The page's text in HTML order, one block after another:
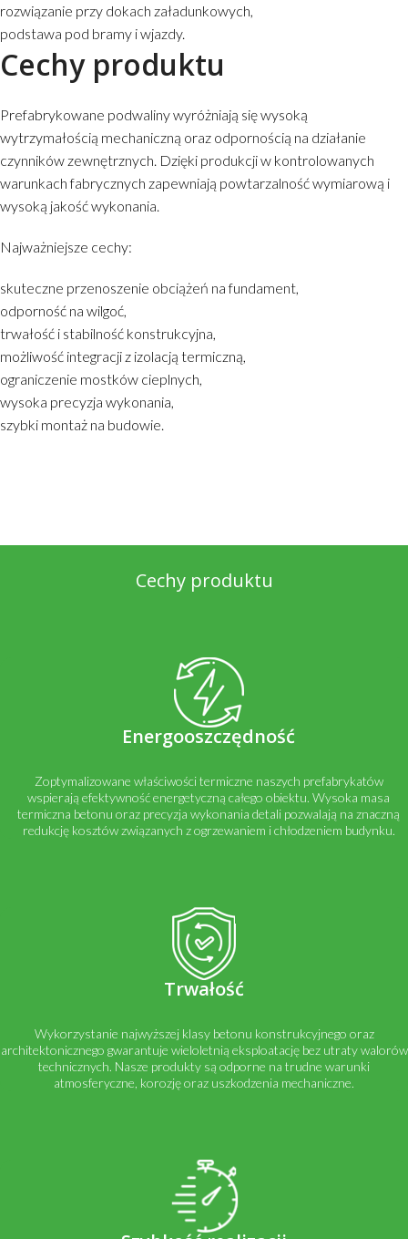
rozwiązanie przy dokach załadunkowych,
podstawa pod bramy i wjazdy.
Cechy produktu
Prefabrykowane podwaliny wyróżniają się wysoką
wytrzymałością mechaniczną oraz odpornością na działanie
czynników zewnętrznych. Dzięki produkcji w kontrolowanych
warunkach fabrycznych zapewniają powtarzalność wymiarową i
wysoką jakość wykonania.
Najważniejsze cechy:
skuteczne przenoszenie obciążeń na fundament,
odporność na wilgoć,
trwałość i stabilność konstrukcyjna,
możliwość integracji z izolacją termiczną,
ograniczenie mostków cieplnych,
wysoka precyzja wykonania,
szybki montaż na budowie.
Cechy produktu
Energooszczędność
Zoptymalizowane właściwości termiczne naszych prefabrykatów
wspierają efektywność energetyczną całego obiektu. Wysoka masa
termiczna betonu oraz precyzja wykonania detali pozwalają na znaczną
redukcję kosztów związanych z ogrzewaniem i chłodzeniem budynku.
Trwałość
Wykorzystanie najwyższej klasy betonu konstrukcyjnego oraz
architektonicznego gwarantuje wieloletnią eksploatację bez utraty walorów
technicznych. Nasze produkty są odporne na trudne warunki
atmosferyczne, korozję oraz uszkodzenia mechaniczne.